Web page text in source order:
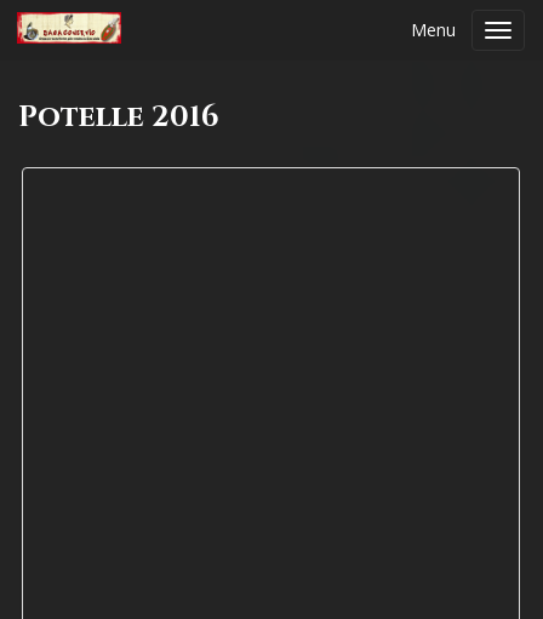
Menu
Potelle 2016